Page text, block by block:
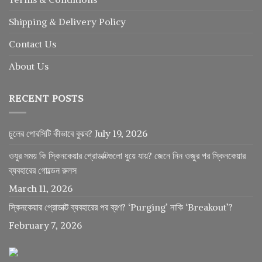
Shipping & Delivery Policy
Contact Us
About Us
RECENT POSTS
চুলের পোরসিটি কীভাবে বুঝব? July 19, 2026
ওযুর সময় কি স্কিনকেয়ার প্রোডাক্টগুলো ধুয়ে যায়? জেনে নিন ওজুর পর স্কিনকেয়ার
ব্যবহারের গোল্ডেন রুলস
March 11, 2026
স্কিনকেয়ার প্রোডাক্ট ব্যবহারের পর ব্রণ? ‘Purging’ নাকি ‘Breakout’?
February 7, 2026